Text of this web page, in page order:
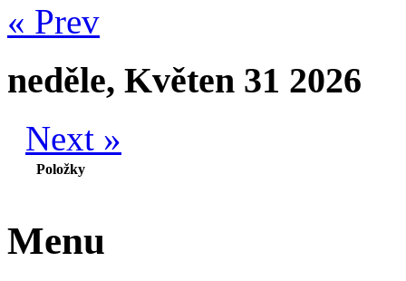
« Prev
neděle, Květen 31 2026
Next »
Položky
Menu